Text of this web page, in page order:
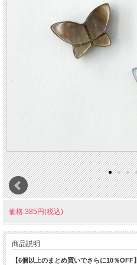
価格:385円(税込)
商品説明
【6個以上のまとめ買いでさらに10％OFF】